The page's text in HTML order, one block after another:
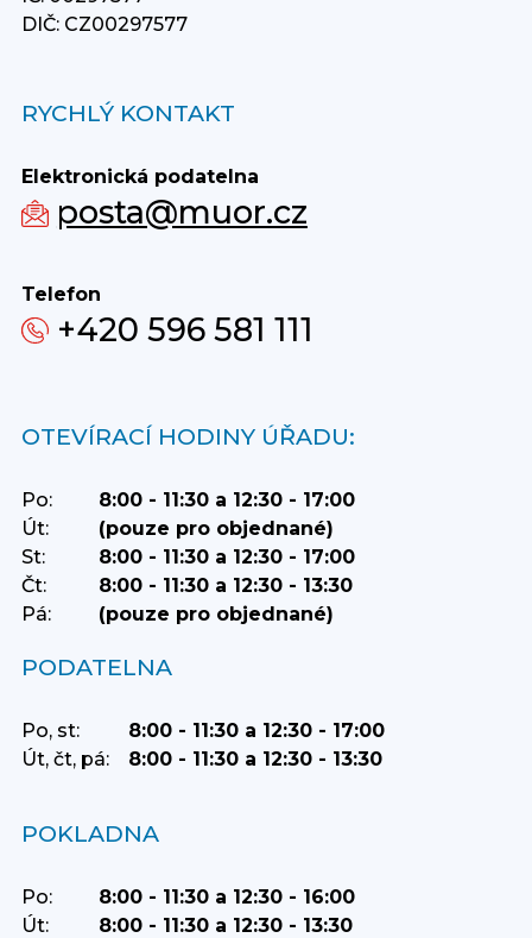
DIČ: CZ00297577
RYCHLÝ KONTAKT
Elektronická podatelna
posta@muor.cz
Telefon
+420 596 581 111
OTEVÍRACÍ HODINY ÚŘADU:
Po:
8:00 - 11:30 a 12:30 - 17:00
Út:
(pouze pro objednané)
St:
8:00 - 11:30 a 12:30 - 17:00
Čt:
8:00 - 11:30 a 12:30 - 13:30
Pá:
(pouze pro objednané)
PODATELNA
Po, st:
8:00 - 11:30 a 12:30 - 17:00
Út, čt, pá:
8:00 - 11:30 a 12:30 - 13:30
POKLADNA
Po:
8:00 - 11:30 a 12:30 - 16:00
Út:
8:00 - 11:30 a 12:30 - 13:30